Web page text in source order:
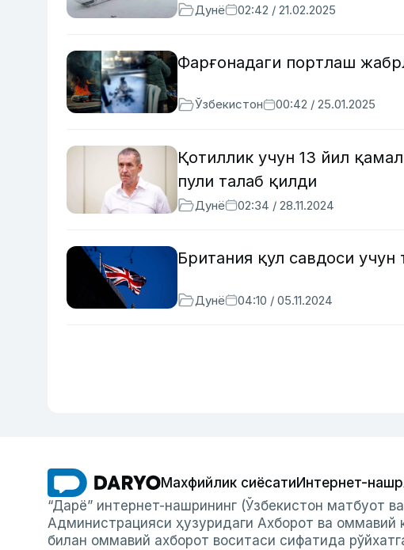
Дунё 02:42 / 21.02.2025
Фарғонадаги портлаш
Ўзбекистон 00:42 / 25.01.2025
Қотиллик учун 13 йил
пули талаб қилди
Дунё 02:34 / 28.11.2024
Британия қул савдоси
Дунё 04:10 / 05.11.2024
Махфийлик сиёсатиИнтернет-нашр
“Дарё” интернет-нашрининг (Ўзбекистон матбуот
Администрацияси ҳузуридаги Ахборот ва оммавий
билан оммавий ахборот воситаси сифатида